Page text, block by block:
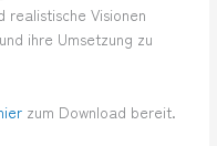
realistische Visionen
ihre Umsetzung zu
zum Download bereit.